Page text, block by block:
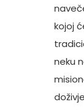
kojoj
neku